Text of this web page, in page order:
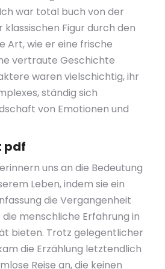
war total buch von der
klassischen Figur durch den
Art, wie er eine frische
vertraute Geschichte
waren vielschichtig, ihr
ständig sich
von Emotionen und
pdf
uns an die Bedeutung
Leben, indem sie ein
die Vergangenheit
menschliche Erfahrung in
bieten. Trotz gelegentlicher
die Erzählung letztendlich
Reise an, die keinen